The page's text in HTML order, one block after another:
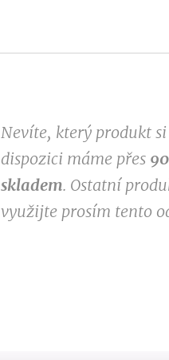
Nevíte, který produkt
dispozici máme přes 9
skladem. Ostatní
využijte prosím tento